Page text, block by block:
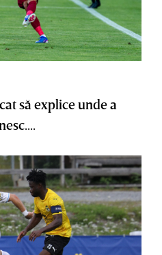
să explice unde a